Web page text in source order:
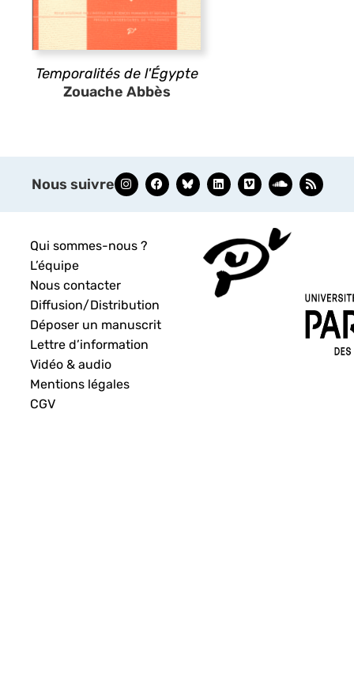
Temporalités de l'Égypte
Zouache Abbès
Nous suivre
Qui sommes-nous ?
L’équipe
Nous contacter
Diffusion/Distribution
Déposer un manuscrit
Lettre d’information
Vidéo & audio
Mentions légales
CGV